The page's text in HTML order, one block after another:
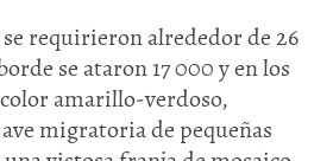
requirieron alrededor de 26
se ataron 17 000 y en los
amarillo-verdoso,
migratoria de pequeñas